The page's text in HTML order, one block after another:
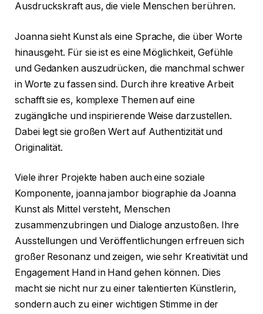
Ausdruckskraft aus, die viele Menschen berühren.
Joanna sieht Kunst als eine Sprache, die über Worte
hinausgeht. Für sie ist es eine Möglichkeit, Gefühle
und Gedanken auszudrücken, die manchmal schwer
in Worte zu fassen sind. Durch ihre kreative Arbeit
schafft sie es, komplexe Themen auf eine
zugängliche und inspirierende Weise darzustellen.
Dabei legt sie großen Wert auf Authentizität und
Originalität.
Viele ihrer Projekte haben auch eine soziale
Komponente, joanna jambor biographie da Joanna
Kunst als Mittel versteht, Menschen
zusammenzubringen und Dialoge anzustoßen. Ihre
Ausstellungen und Veröffentlichungen erfreuen sich
großer Resonanz und zeigen, wie sehr Kreativität und
Engagement Hand in Hand gehen können. Dies
macht sie nicht nur zu einer talentierten Künstlerin,
sondern auch zu einer wichtigen Stimme in der